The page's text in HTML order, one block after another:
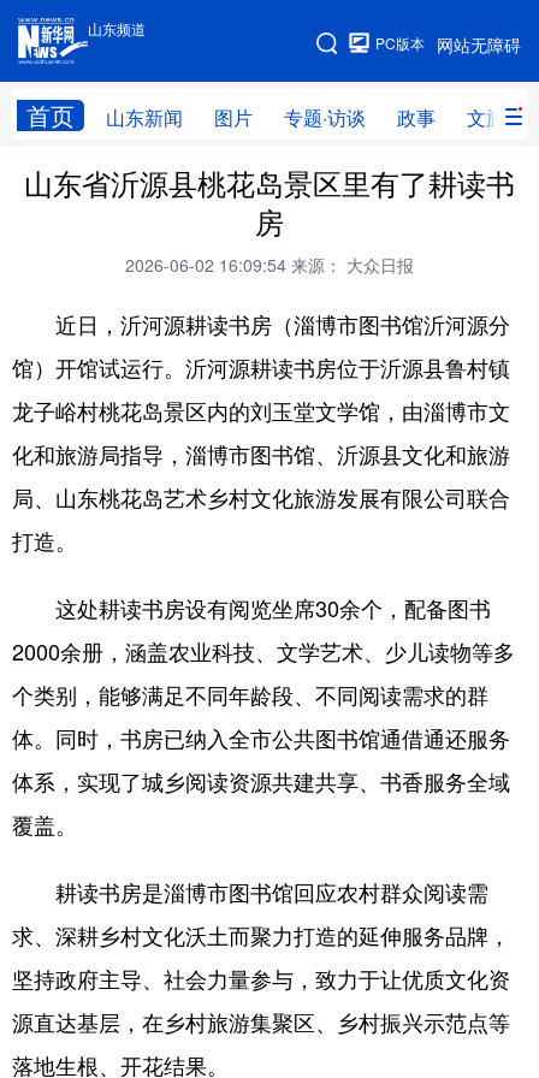
山东频道
网站无障碍
PC版本
首页 山东新闻 图片 专题·访谈 政事 文旅
手机版
网站地图
学习进行时 高层 时政 人事
全球连线
科技 科普 体育 文化
健康 军事 访谈 视频
食品 人居 信息化 乡村振兴
溯源中国
亚太网 上市公司 投教基地
地方频道
政事 文旅 社会民生 山东产经
文娱 融媒秀 地市 科教
健康 微视齐鲁
山东省沂源县桃花岛景区里有了耕读书
房
2026-06-02 16:09:54 来源： 大众日报
近日，沂河源耕读书房（淄博市图书馆沂河源分
馆）开馆试运行。沂河源耕读书房位于沂源县鲁村镇
龙子峪村桃花岛景区内的刘玉堂文学馆，由淄博市文
化和旅游局指导，淄博市图书馆、沂源县文化和旅游
局、山东桃花岛艺术乡村文化旅游发展有限公司联合
打造。
这处耕读书房设有阅览坐席30余个，配备图书
2000余册，涵盖农业科技、文学艺术、少儿读物等多
个类别，能够满足不同年龄段、不同阅读需求的群
体。同时，书房已纳入全市公共图书馆通借通还服务
体系，实现了城乡阅读资源共建共享、书香服务全域
覆盖。
耕读书房是淄博市图书馆回应农村群众阅读需
求、深耕乡村文化沃土而聚力打造的延伸服务品牌，
坚持政府主导、社会力量参与，致力于让优质文化资
源直达基层，在乡村旅游集聚区、乡村振兴示范点等
落地生根、开花结果。